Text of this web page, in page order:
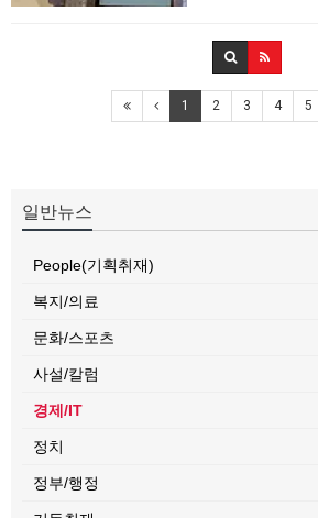
1 2 3 4 5
일반뉴스
People(기획취재)
복지/의료
문화/스포츠
사설/칼럼
경제/IT
정치
정부/행정